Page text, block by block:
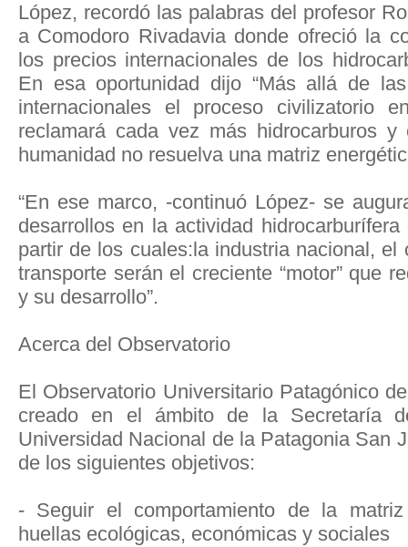
López, recordó las palabras del profesor
a Comodoro Rivadavia donde ofreció la
los precios internacionales de los
En esa oportunidad dijo “Más allá de
internacionales el proceso civilizatorio
reclamará cada vez más hidrocarburos
humanidad no resuelva una matriz
“En ese marco, -continuó López- se
desarrollos en la actividad
partir de los cuales:la industria nacional,
transporte serán el creciente “motor” que
y su desarrollo”.
Acerca del Observatorio
El Observatorio Universitario Patagónico
creado en el ámbito de la Secretaría
Universidad Nacional de la Patagonia San
de los siguientes objetivos:
- Seguir el comportamiento de la
huellas ecológicas, económicas y sociales